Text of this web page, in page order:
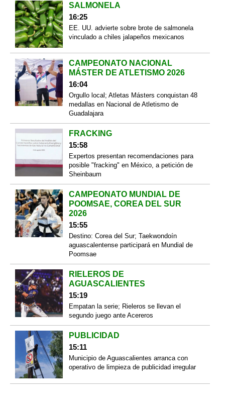
SALMONELA
16:25
EE. UU. advierte sobre brote de salmonela
vinculado a chiles jalapeños mexicanos
CAMPEONATO NACIONAL
MÁSTER DE ATLETISMO 2026
16:04
Orgullo local; Atletas Másters conquistan 48
medallas en Nacional de Atletismo de
Guadalajara
FRACKING
15:58
Expertos presentan recomendaciones para
posible "fracking" en México, a petición de
Sheinbaum
CAMPEONATO MUNDIAL DE
POOMSAE, COREA DEL SUR
2026
15:55
Destino: Corea del Sur; Taekwondoín
aguascalentense participará en Mundial de
Poomsae
RIELEROS DE
AGUASCALIENTES
15:19
Empatan la serie; Rieleros se llevan el
segundo juego ante Acereros
PUBLICIDAD
15:11
Municipio de Aguascalientes arranca con
operativo de limpieza de publicidad irregular